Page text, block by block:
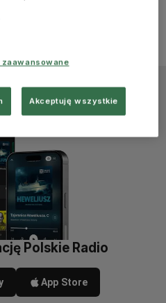
Polskie Radio
App Store
Akceptuję wszystkie